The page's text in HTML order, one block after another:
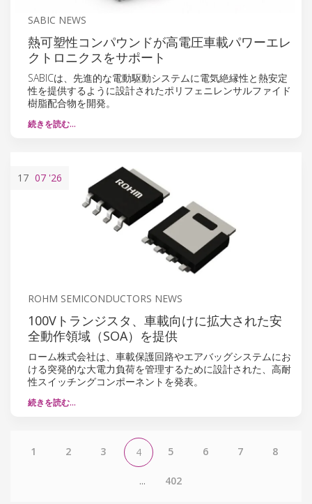
SABIC NEWS
熱可塑性コンパウンドが高電圧車載パワーエレ
クトロニクスをサポート
SABICは、先進的な電動駆動システムに電気絶縁性と熱安定
性を提供するように設計されたポリフェニレンサルファイド
樹脂配合物を開発。
続きを読む…
17 07 '26
ROHM SEMICONDUCTORS NEWS
100Vトランジスタ、車載向けに拡大された安
全動作領域（SOA）を提供
ローム株式会社は、車載保護回路やエアバッグシステムにお
ける突発的な大電力負荷を管理するために設計された、高耐
性スイッチングコンポーネントを発表。
続きを読む…
1 2 3 4 5 6 7 8
... 402